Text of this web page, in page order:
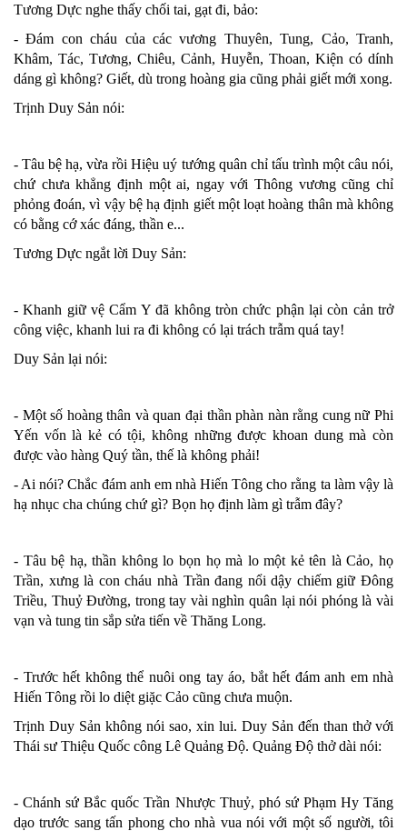
Tương Dực nghe thấy chối tai, gạt đi, bảo:
- Đám con cháu của các vương Thuyên, Tung, Cảo, Tranh,
Khâm, Tác, Tương, Chiêu, Cảnh, Huyễn, Thoan, Kiện có dính
dáng gì không? Giết, dù trong hoàng gia cũng phải giết mới xong.
Trịnh Duy Sản nói:
- Tâu bệ hạ, vừa rồi Hiệu uý tướng quân chỉ tấu trình một câu nói,
chứ chưa khẳng định một ai, ngay với Thông vương cũng chỉ
phỏng đoán, vì vậy bệ hạ định giết một loạt hoàng thân mà không
có bằng cớ xác đáng, thần e...
Tương Dực ngắt lời Duy Sản:
- Khanh giữ vệ Cẩm Y đã không tròn chức phận lại còn cản trở
công việc, khanh lui ra đi không có lại trách trẫm quá tay!
Duy Sản lại nói:
- Một số hoàng thân và quan đại thần phàn nàn rằng cung nữ Phi
Yến vốn là kẻ có tội, không những được khoan dung mà còn
được vào hàng Quý tần, thế là không phải!
- Ai nói? Chắc đám anh em nhà Hiến Tông cho rằng ta làm vậy là
hạ nhục cha chúng chứ gì? Bọn họ định làm gì trẫm đây?
- Tâu bệ hạ, thần không lo bọn họ mà lo một kẻ tên là Cảo, họ
Trần, xưng là con cháu nhà Trần đang nổi dậy chiếm giữ Đông
Triều, Thuỷ Đường, trong tay vài nghìn quân lại nói phóng là vài
vạn và tung tin sắp sửa tiến về Thăng Long.
- Trước hết không thể nuôi ong tay áo, bắt hết đám anh em nhà
Hiến Tông rồi lo diệt giặc Cảo cũng chưa muộn.
Trịnh Duy Sản không nói sao, xin lui. Duy Sản đến than thở với
Thái sư Thiệu Quốc công Lê Quảng Độ. Quảng Độ thở dài nói:
- Chánh sứ Bắc quốc Trần Nhược Thuỷ, phó sứ Phạm Hy Tăng
dạo trước sang tấn phong cho nhà vua nói với một số người, tôi